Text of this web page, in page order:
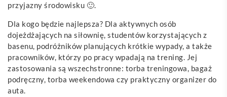
przyjazny środowisku 🙂.
Dla kogo będzie najlepsza? Dla aktywnych osób
dojeżdżających na siłownię, studentów korzystających z
basenu, podróżników planujących krótkie wypady, a także
pracowników, którzy po pracy wpadają na trening. Jej
zastosowania są wszechstronne: torba treningowa, bagaż
podręczny, torba weekendowa czy praktyczny organizer do
auta.